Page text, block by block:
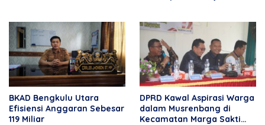
BKAD Bengkulu Utara
Efisiensi Anggaran Sebesar
119 Miliar
DPRD Kawal Aspirasi Warga
dalam Musrenbang di
Kecamatan Marga Sakti